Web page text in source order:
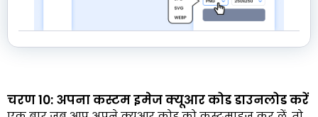
चरण 10: अपना कस्टम इमेज क्यूआर कोड डाउनलोड करें